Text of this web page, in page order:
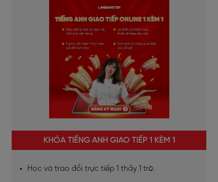
KHÓA TIẾNG ANH GIAO TIẾP 1 KÈM 1
Học và trao đổi trực tiếp 1 thầy 1 trò.